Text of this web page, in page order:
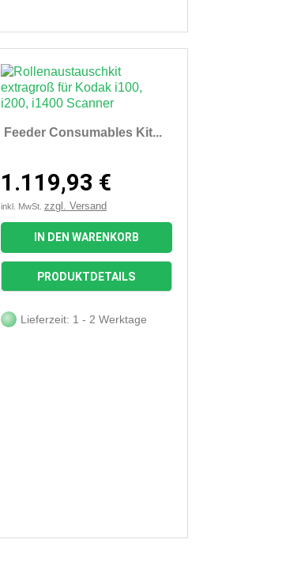
 Vorschau
Feeder Consumables Kit...
1.119,93 €
inkl. MwSt. zzgl. Versand
IN DEN WARENKORB
PRODUKTDETAILS
Lieferzeit: 1 - 2 Werktage